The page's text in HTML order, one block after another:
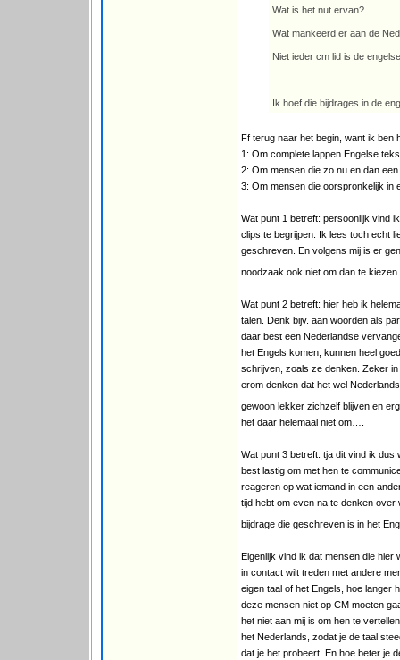
Wat is het nut ervan?
Wat mankeerd er aan de
Niet ieder cm lid is de
Ik hoef die bijdrages in de
Ff terug naar het begin, want ik ben
1: Om complete lappen Engelse
2: Om mensen die zo nu en dan
3: Om mensen die oorspronkelijk in
Wat punt 1 betreft: persoonlijk vind
clips te begrijpen. Ik lees toch echt
geschreven. En volgens mij is er
noodzaak ook niet om dan te
Wat punt 2 betreft: hier heb ik
talen. Denk bijv. aan woorden als
daar best een Nederlandse
het Engels komen, kunnen heel
schrijven, zoals ze denken. Zeker
erom denken dat het wel
gewoon lekker zichzelf blijven en
het daar helemaal niet om….
Wat punt 3 betreft: tja dit vind ik dus
best lastig om met hen te
reageren op wat iemand in een
tijd hebt om even na te denken
bijdrage die geschreven is in het
Eigenlijk vind ik dat mensen die hier
in contact wilt treden met andere
eigen taal of het Engels, hoe langer
deze mensen niet op CM moeten
het niet aan mij is om hen te
het Nederlands, zodat je de taal
dat je het probeert. En hoe beter je